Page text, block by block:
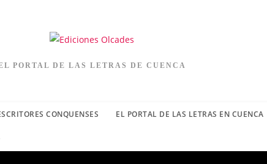
PORTAL DE LAS LETRAS DE CUENCA
CONQUENSES EL PORTAL DE LAS LETRAS EN CUENCA